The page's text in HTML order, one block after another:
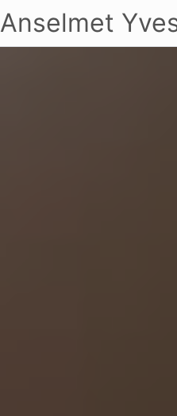
Anselmet